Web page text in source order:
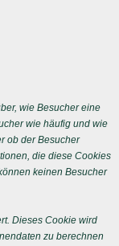
wie Besucher eine
wie häufig und wie
ob der Besucher
die diese Cookies
keinen Besucher
Dieses Cookie wird
zu berechnen